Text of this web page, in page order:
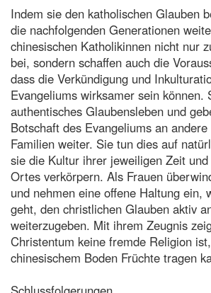
Indem sie den katholischen Glauben
die nachfolgenden Generationen
chinesischen Katholikinnen nicht nur
bei, sondern schaffen auch die
dass die Verkündigung und
Evangeliums wirksamer sein können.
authentisches Glaubensleben und
Botschaft des Evangeliums an
Familien weiter. Sie tun dies auf
sie die Kultur ihrer jeweiligen Zeit
Ortes verkörpern. Als Frauen
und nehmen eine offene Haltung ein,
geht, den christlichen Glauben aktiv
weiterzugeben. Mit ihrem Zeugnis
Christentum keine fremde Religion
chinesischem Boden Früchte tragen